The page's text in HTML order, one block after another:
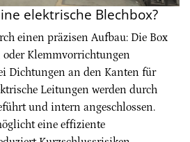
elektrische Blechbox?
einen präzisen Aufbau: Die Box
Klemmvorrichtungen
Dichtungen an den Kanten für
Leitungen werden durch
und intern angeschlossen.
eine effiziente